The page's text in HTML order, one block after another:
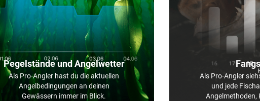
Pegelstände und Angelwetter
Als Pro-Angler hast du die aktuellen
Angelbedingungen an deinen
Gewässern immer im Blick.
Als Pro-Angler
und jede
Angelmethoden,